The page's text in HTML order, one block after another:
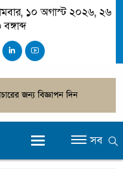
১০ অগাস্ট ২০২৬, ২৬
সব